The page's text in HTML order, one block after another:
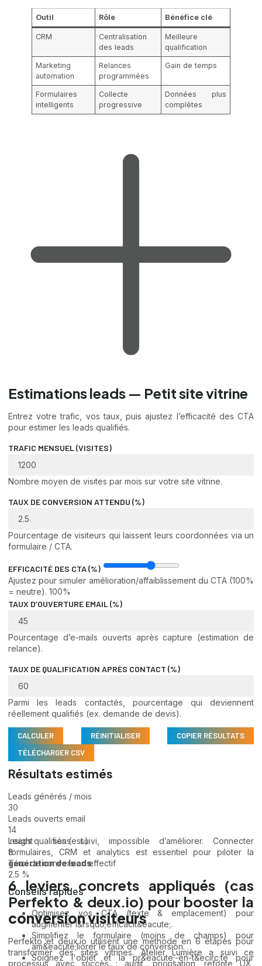
Outil Rôle Bénéfice clé
CRM
Centralisation
des leads
Meilleure
qualification
Marketing
automation
Relances
programmées
Gain de temps
Formulaires
intelligents
Collecte
progressive
Données plus
complètes
Estimations leads — Petit site vitrine
Entrez votre trafic, vos taux, puis ajustez l’efficacité des CTA
pour estimer les leads qualifiés.
TRAFIC MENSUEL (VISITES)
Nombre moyen de visites par mois sur votre site vitrine.
TAUX DE CONVERSION ATTENDU (%)
Pourcentage de visiteurs qui laissent leurs coordonnées via un
formulaire / CTA.
EFFICACITÉ DES CTA (%)
Ajustez pour simuler amélioration/affaiblissement du CTA (100%
= neutre). 100%
TAUX D’OUVERTURE EMAIL (%)
Pourcentage d’e-mails ouverts après capture (estimation de
relance).
TAUX DE QUALIFICATION APRÈS CONTACT (%)
Parmi les leads contactés, pourcentage qui deviennent
réellement qualifiés (ex. demande de devis).
CALCULER RÉINITIALISER
COPIER RÉSULTATS
TÉLÉCHARGER CSV
Résultats estimés
Leads générés / mois
30
Leads ouverts email
14
Leads qualifiés (est.)
8
Taux de conversion effectif
2.5 %
Conseils rapides
Optimisez vos CTA (texte & emplacement) pour
augmenter l&rsquo;efficacit&eacute;.
Simplifiez le formulaire (moins de champs) pour
am&eacute;liorer le taux de conversion.
Soignez l'objet et la pr&eacute;-en-t&ecirc;te pour
Insight : sans suivi, impossible d’améliorer. Connecter
formulaires, CRM et analytics est essentiel pour piloter la
génération de leads.
6 leviers concrets appliqués (cas
Perfekto & deux.io) pour booster la
conversion visiteurs
Perfekto et deux.io utilisent une méthode en 6 étapes pour
transformer des sites vitrines. Atelier Lumière a suivi ce
processus avec succès : audit, priorisation, refonte UX,